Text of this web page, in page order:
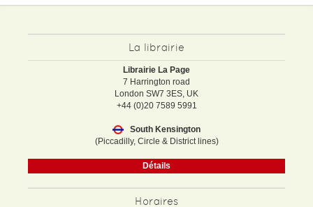
La librairie
Librairie La Page
7 Harrington road
London SW7 3ES, UK
+44 (0)20 7589 5991
South Kensington
(Piccadilly, Circle & District lines)
Détails
Horaires